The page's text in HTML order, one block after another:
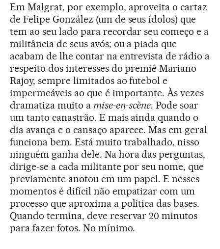
Em Malgrat, por exemplo, aproveita o cartaz
de Felipe González (um de seus ídolos) que
tem ao seu lado para recordar seu começo e a
militância de seus avós; ou a piada que
acabam de lhe contar na entrevista de rádio a
respeito dos interesses do premiê Mariano
Rajoy, sempre limitados ao futebol e
impermeáveis ao que é importante. Às vezes
dramatiza muito a mise-en-scène. Pode soar
um tanto canastrão. E mais ainda quando o
dia avança e o cansaço aparece. Mas em geral
funciona bem. Está muito trabalhado, nisso
ninguém ganha dele. Na hora das perguntas,
dirige-se a cada militante por seu nome, que
previamente anotou em um papel. E nesses
momentos é difícil não empatizar com um
processo que aproxima a política das bases.
Quando termina, deve reservar 20 minutos
para fazer fotos. No mínimo.